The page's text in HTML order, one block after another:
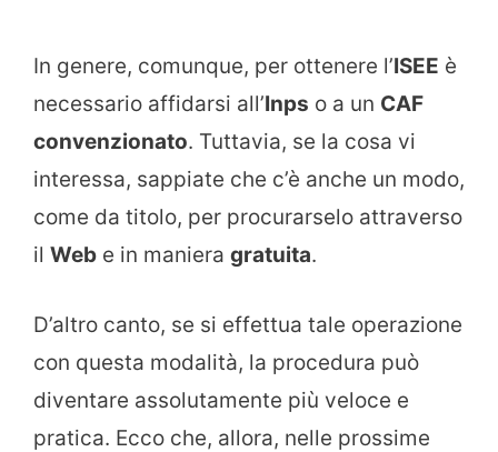
In genere, comunque, per ottenere l’ISEE è
necessario affidarsi all’Inps o a un CAF
convenzionato. Tuttavia, se la cosa vi
interessa, sappiate che c’è anche un modo,
come da titolo, per procurarselo attraverso
il Web e in maniera gratuita.
D’altro canto, se si effettua tale operazione
con questa modalità, la procedura può
diventare assolutamente più veloce e
pratica. Ecco che, allora, nelle prossime